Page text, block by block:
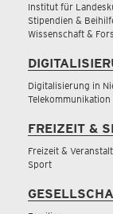
Institut für
Stipendien &
Wissenschaft &
Digitalisierung in
Telekommunikation
FREIZEIT &
Freizeit &
Sport